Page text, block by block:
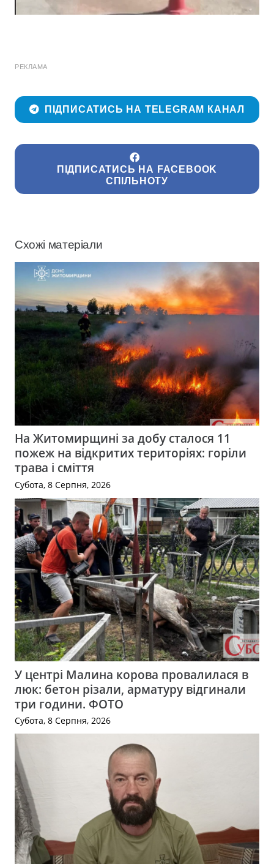
РЕКЛАМА
ПІДПИСАТИСЬ НА TELEGRAM КАНАЛ
ПІДПИСАТИСЬ НА FACEBOOK
СПІЛЬНОТУ
Схожі матеріали
На Житомирщині за добу сталося 11
пожеж на відкритих територіях: горіли
трава і сміття
Субота, 8 Серпня, 2026
У центрі Малина корова провалилася в
люк: бетон різали, арматуру відгинали
три години. ФОТО
Субота, 8 Серпня, 2026